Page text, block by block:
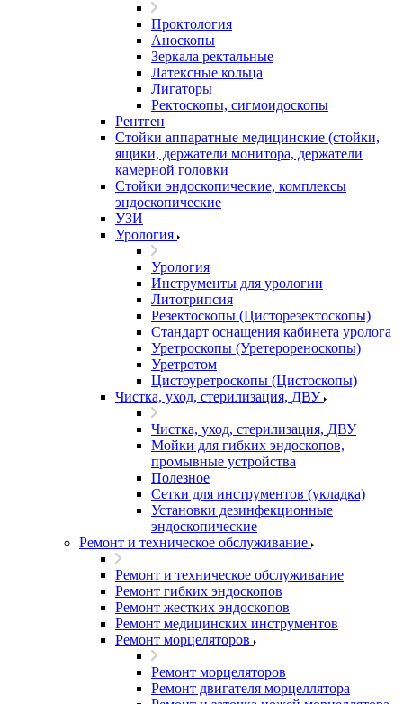
Проктология
Аноскопы
Зеркала ректальные
Латексные кольца
Лигаторы
Ректоскопы, сигмоидоскопы
Рентген
Стойки аппаратные медицинские (стойки,
ящики, держатели монитора, держатели
камерной головки
Стойки эндоскопические, комплексы
эндоскопические
УЗИ
Урология
Урология
Инструменты для урологии
Литотрипсия
Резектоскопы (Цисторезектоскопы)
Стандарт оснащения кабинета уролога
Уретроскопы (Уретерореноскопы)
Уретротом
Цистоуретроскопы (Цистоскопы)
Чистка, уход, стерилизация, ДВУ
Чистка, уход, стерилизация, ДВУ
Мойки для гибких эндоскопов,
промывные устройства
Полезное
Сетки для инструментов (укладка)
Установки дезинфекционные
эндоскопические
Ремонт и техническое обслуживание
Ремонт и техническое обслуживание
Ремонт гибких эндоскопов
Ремонт жестких эндоскопов
Ремонт медицинских инструментов
Ремонт морцеляторов
Ремонт морцеляторов
Ремонт двигателя морцеллятора